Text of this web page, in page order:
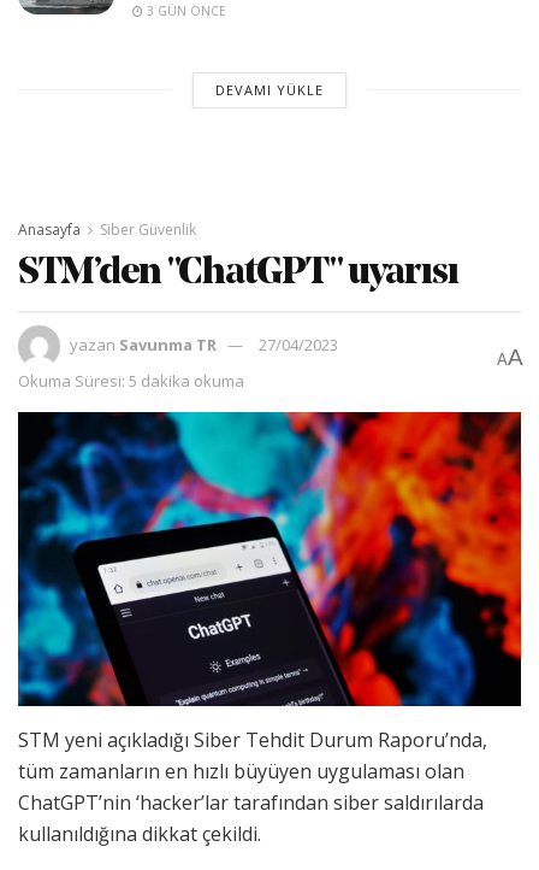
3 GÜN ÖNCE
DEVAMI YÜKLE
Anasayfa Siber Güvenlik
STM’den "ChatGPT" uyarısı
yazan Savunma TR
27/04/2023
Okuma Süresi: 5 dakika okuma
AA
STM yeni açıkladığı Siber Tehdit Durum Raporu’nda,
tüm zamanların en hızlı büyüyen uygulaması olan
ChatGPT’nin ‘hacker’lar tarafından siber saldırılarda
kullanıldığına dikkat çekildi.